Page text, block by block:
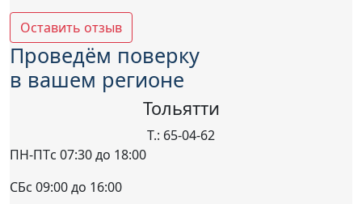
Оставить отзыв
Проведём поверку
в вашем регионе
Тольятти
Т.: 65-04-62
ПН-ПТс 07:30 до 18:00
СБс 09:00 до 16:00